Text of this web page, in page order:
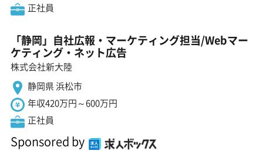
正社員
「静岡」自社広報・マーケティング担当/Webマー
ケティング・ネット広告
株式会社新大陸
静岡県 浜松市
年収420万円～600万円
正社員
Sponsored by